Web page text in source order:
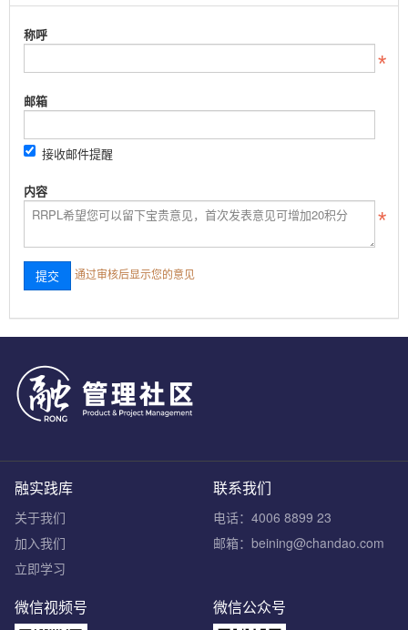
称呼
邮箱
接收邮件提醒
内容
通过审核后显示您的意见
联系我们
电话：4006 8899 23
邮箱：beining@chandao.com
融实践库
关于我们
加入我们
立即学习
微信公众号
微信视频号